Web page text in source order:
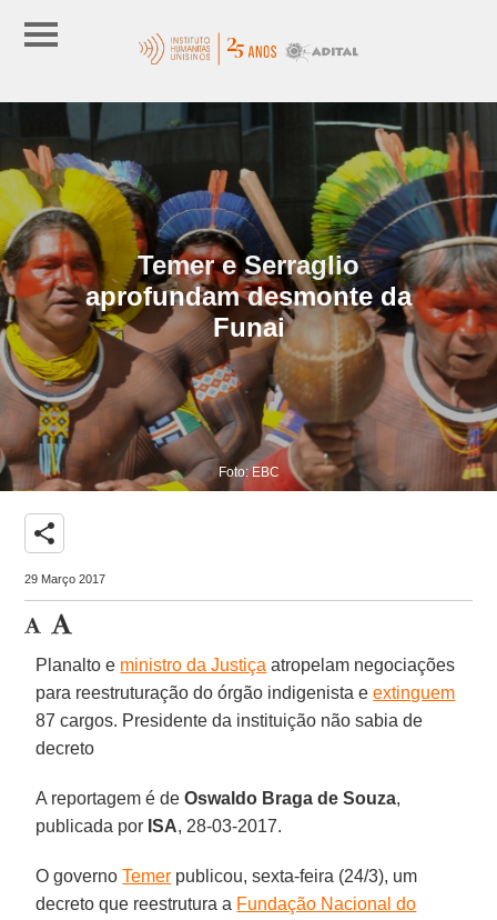
Temer e Serraglio
aprofundam desmonte da
Funai
Foto: EBC
share
29 Março 2017
Planalto e ministro da Justiça atropelam negociações
para reestruturação do órgão indigenista eextinguem
87 cargos. Presidente da instituição não sabia de
decreto
A reportagem é deOswaldo Braga de Souza,
publicada por ISA, 28-03-2017.
O governoTemer publicou, sexta-feira (24/3), um
decreto que reestrutura a Fundação Nacional do